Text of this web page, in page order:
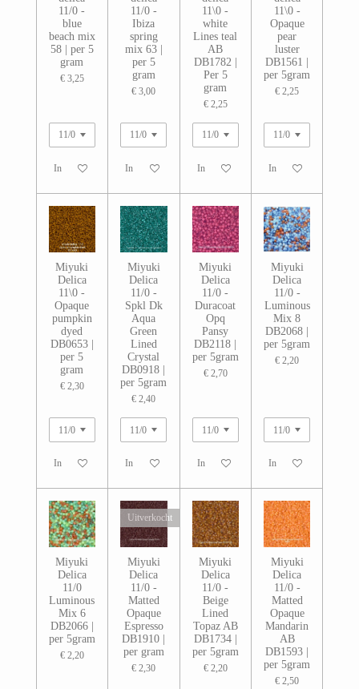
11/0 -
blue
beach mix
58 | per 5
gram
€ 3,25
In winkelwagen
11/0 -
Ibiza
spring
mix 63 |
per 5
gram
€ 3,00
In winkelwagen
11\0 -
white
Lines teal
AB
DB1782 |
Per 5
gram
€ 2,25
In winkelwagen
11\0 -
Opaque
pear
luster
DB1561 |
per 5gram
€ 2,25
In winkelwagen
Miyuki
Delica
11\0 -
Opaque
pumpkin
dyed
DB0653 |
per 5
gram
€ 2,30
In winkelwagen
Miyuki
Delica
11/0 -
Spkl Dk
Aqua
Green
Lined
Crystal
DB0918 |
per 5gram
€ 2,40
In winkelwagen
Miyuki
Delica
11/0 -
Duracoat
Opq
Pansy
DB2118 |
per 5gram
€ 2,70
In winkelwagen
Miyuki
Delica
11/0 -
Luminous
Mix 8
DB2068 |
per 5gram
€ 2,20
In winkelwagen
Miyuki
Delica
11/0
Luminous
Mix 6
DB2066 |
per 5gram
€ 2,20
Uitverkocht
Miyuki
Delica
11/0 -
Matted
Opaque
Espresso
DB1910 |
per gram
€ 2,30
Miyuki
Delica
11/0 -
Beige
Lined
Topaz AB
DB1734 |
per 5gram
€ 2,20
Miyuki
Delica
11/0 -
Matted
Opaque
Mandarin
AB
DB1593 |
per 5gram
€ 2,50